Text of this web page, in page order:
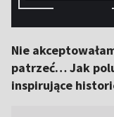
Nie
patrzeć… Jak
inspirujące